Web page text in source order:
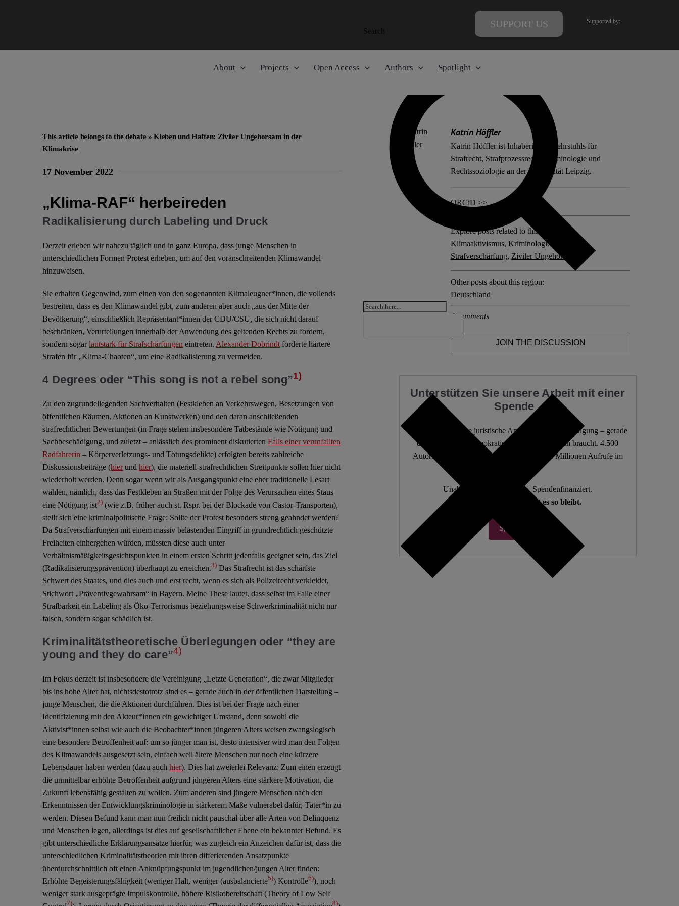
Search
SUPPORT US Supported by:
About Projects Open Access Authors Spotlight
This article belongs to the debate »Kleben und Haften: Ziviler Ungehorsam in der
Klimakrise
17 November 2022
„Klima-RAF“ herbeireden
Radikalisierung durch Labeling und Druck
Derzeit erleben wir nahezu täglich und in ganz Europa, dass junge Menschen in
unterschiedlichen Formen Protest erheben, um auf den voranschreitenden Klimawandel
hinzuweisen.
Sie erhalten Gegenwind, zum einen von den sogenannten Klimaleugner*innen, die vollends
bestreiten, dass es den Klimawandel gibt, zum anderen aber auch „aus der Mitte der
Bevölkerung“, einschließlich Repräsentant*innen der CDU/CSU, die sich nicht darauf
beschränken, Verurteilungen innerhalb der Anwendung des geltenden Rechts zu fordern,
sondern sogarlautstark für Strafschärfungen eintreten. Alexander Dobrindt forderte härtere
Strafen für „Klima-Chaoten“, um eine Radikalisierung zu vermeiden.
4 Degrees oder “This song is not a rebel song”1)
Zu den zugrundeliegenden Sachverhalten (Festkleben an Verkehrswegen, Besetzungen von
öffentlichen Räumen, Aktionen an Kunstwerken) und den daran anschließenden
strafrechtlichen Bewertungen (in Frage stehen insbesondere Tatbestände wie Nötigung und
Sachbeschädigung, und zuletzt – anlässlich des prominent diskutiertenFalls einer verunfallten
Radfahrerin – Körperverletzungs- und Tötungsdelikte) erfolgten bereits zahlreiche
Diskussionsbeiträge (hierundhier), die materiell-strafrechtlichen Streitpunkte sollen hier nicht
wiederholt werden. Denn sogar wenn wir als Ausgangspunkt eine eher traditionelle Lesart
wählen, nämlich, dass das Festkleben an Straßen mit der Folge des Verursachen eines Staus
eine Nötigung ist2) (wie z.B. früher auch st. Rspr. bei der Blockade von Castor-Transporten),
stellt sich eine kriminalpolitische Frage: Sollte der Protest besonders streng geahndet werden?
Da Strafverschärfungen mit einem massiv belastenden Eingriff in grundrechtlich geschützte
Freiheiten einhergehen würden, müssten diese auch unter
Verhältnismäßigkeitsgesichtspunkten in einem ersten Schritt jedenfalls geeignet sein, das Ziel
(Radikalisierungsprävention) überhaupt zu erreichen.3) Das Strafrecht ist das schärfste
Schwert des Staates, und dies auch und erst recht, wenn es sich als Polizeirecht verkleidet,
Stichwort „Präventivgewahrsam“ in Bayern. Meine These lautet, dass selbst im Falle einer
Strafbarkeit ein Labeling als Öko-Terrorismus beziehungsweise Schwerkriminalität nicht nur
falsch, sondern sogar schädlich ist.
Kriminalitätstheoretische Überlegungen oder “they are
young and they do care”4)
Im Fokus derzeit ist insbesondere die Vereinigung „Letzte Generation“, die zwar Mitglieder
bis ins hohe Alter hat, nichtsdestotrotz sind es – gerade auch in der öffentlichen Darstellung –
junge Menschen, die die Aktionen durchführen. Dies ist bei der Frage nach einer
Identifizierung mit den Akteur*innen ein gewichtiger Umstand, denn sowohl die
Aktivist*innen selbst wie auch die Beobachter*innen jüngeren Alters weisen zwangslogisch
eine besondere Betroffenheit auf: um so jünger man ist, desto intensiver wird man den Folgen
des Klimawandels ausgesetzt sein, einfach weil ältere Menschen nur noch eine kürzere
Lebensdauer haben werden (dazu auchhier). Dies hat zweierlei Relevanz: Zum einen erzeugt
die unmittelbar erhöhte Betroffenheit aufgrund jüngeren Alters eine stärkere Motivation, die
Zukunft lebensfähig gestalten zu wollen. Zum anderen sind jüngere Menschen nach den
Erkenntnissen der Entwicklungskriminologie in stärkerem Maße vulnerabel dafür, Täter*in zu
werden. Diesen Befund kann man nun freilich nicht pauschal über alle Arten von Delinquenz
und Menschen legen, allerdings ist dies auf gesellschaftlicher Ebene ein bekannter Befund. Es
gibt unterschiedliche Erklärungsansätze hierfür, was zugleich ein Anzeichen dafür ist, dass die
unterschiedlichen Kriminalitätstheorien mit ihren differierenden Ansatzpunkte
überdurchschnittlich oft einen Anknüpfungspunkt im jugendlichen/jungen Alter finden:
Erhöhte Begeisterungsfähigkeit (weniger Halt, weniger (ausbalancierte5)) Kontrolle6)), noch
weniger stark ausgeprägte Impulskontrolle, höhere Risikobereitschaft (Theory of Low Self
7) 8)
Katrin Höffler
Katrin Höffler ist Inhaberin des Lehrstuhls für
Strafrecht, Strafprozessrecht, Kriminologie und
Rechtssoziologie an der Universität Leipzig.
ORCiD >>
Explore posts related to this:
Klimaaktivismus, Kriminologie
,
Strafverschärfung, Ziviler Ungehorsam
Other posts about this region:
Deutschland
4 comments
JOIN THE DISCUSSION
Unterstützen Sie unsere Arbeit mit einer
Spende
Wir stellen fundierte juristische Analysen frei zur Verfügung – gerade
dann, wenn die Demokratie sie am dringendsten braucht. 4.500
Autor:innen. 10.000 Beiträge. Mehr als fünf Millionen Aufrufe im
Unabhängig. Open Access. Spendenfinanziert.
Wir zählen auf Sie, damit es so bleibt.
Spenden ♡